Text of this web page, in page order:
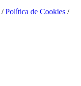
/Política de Cookies /